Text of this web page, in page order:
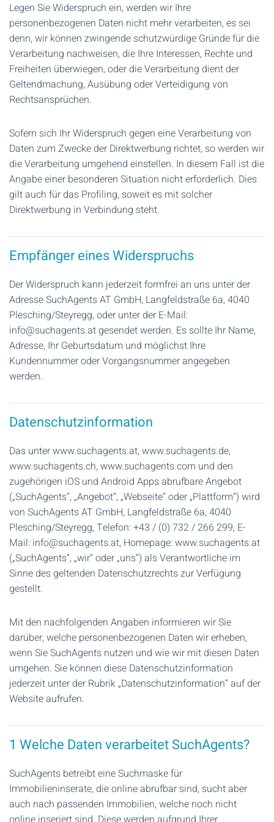
Legen Sie Widerspruch ein, werden wir Ihre
personenbezogenen Daten nicht mehr verarbeiten, es sei
denn, wir können zwingende schutzwürdige Gründe für die
Verarbeitung nachweisen, die Ihre Interessen, Rechte und
Freiheiten überwiegen, oder die Verarbeitung dient der
Geltendmachung, Ausübung oder Verteidigung von
Rechtsansprüchen.
Sofern sich Ihr Widerspruch gegen eine Verarbeitung von
Daten zum Zwecke der Direktwerbung richtet, so werden wir
die Verarbeitung umgehend einstellen. In diesem Fall ist die
Angabe einer besonderen Situation nicht erforderlich. Dies
gilt auch für das Profiling, soweit es mit solcher
Direktwerbung in Verbindung steht.
Empfänger eines Widerspruchs
Der Widerspruch kann jederzeit formfrei an uns unter der
Adresse SuchAgents AT GmbH, Langfeldstraße 6a, 4040
Plesching/Steyregg, oder unter der E-Mail:
info@suchagents.at gesendet werden. Es sollte Ihr Name,
Adresse, Ihr Geburtsdatum und möglichst Ihre
Kundennummer oder Vorgangsnummer angegeben
werden.
Datenschutzinformation
Das unter www.suchagents.at, www.suchagents.de,
www.suchagents.ch, www.suchagents.com und den
zugehörigen iOS und Android Apps abrufbare Angebot
(„SuchAgents“, „Angebot“, „Webseite“ oder „Plattform“) wird
von SuchAgents AT GmbH, Langfeldstraße 6a, 4040
Plesching/Steyregg, Telefon: +43 / (0) 732 / 266 299, E-
Mail: info@suchagents.at, Homepage: www.suchagents.at
(„SuchAgents“, „wir“ oder „uns“) als Verantwortliche im
Sinne des geltenden Datenschutzrechts zur Verfügung
gestellt.
Mit den nachfolgenden Angaben informieren wir Sie
darüber, welche personenbezogenen Daten wir erheben,
wenn Sie SuchAgents nutzen und wie wir mit diesen Daten
umgehen. Sie können diese Datenschutzinformation
jederzeit unter der Rubrik „Datenschutzinformation“ auf der
Website aufrufen.
1 Welche Daten verarbeitet SuchAgents?
SuchAgents betreibt eine Suchmaske für
Immobilieninserate, die online abrufbar sind, sucht aber
auch nach passenden Immobilien, welche noch nicht